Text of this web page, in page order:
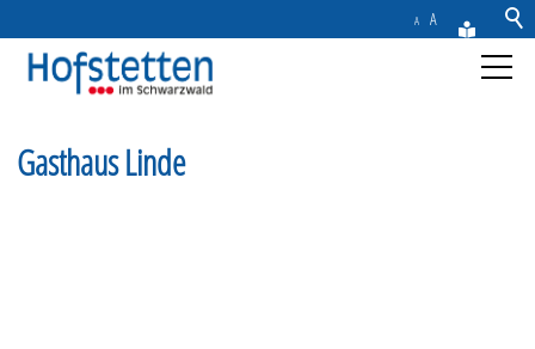
A A
Aktuelles
Gasthaus Linde